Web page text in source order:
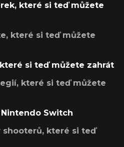
které si teď můžete
které si teď můžete
si teď můžete zahrát
které si teď můžete
Switch
shooterů, které si teď